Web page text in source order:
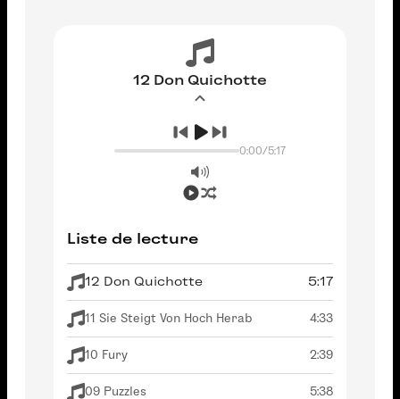
12 Don Quichotte
0:00/5:17
Liste de lecture
12 Don Quichotte 5:17
11 Sie Steigt Von Hoch Herab 4:33
10 Fury 2:39
09 Puzzles 5:38